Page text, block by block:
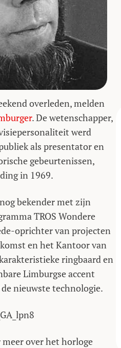
overleden, melden
. De wetenschapper,
werd
als presentator en
gebeurtenissen,
in 1969.
bekender met zijn
TROS Wondere
oprichter van projecten
en het Kantoor van
ringbaard en
Limburgse accent
nieuwste technologie.
over het horloge